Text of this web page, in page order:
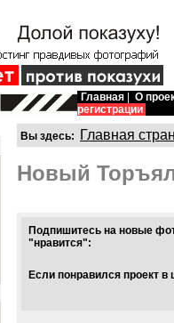
Главная
О
регистрации
Вы здесь: Главная
Новый
Подпишитесь на новые
"нравится":
Если понравился проект